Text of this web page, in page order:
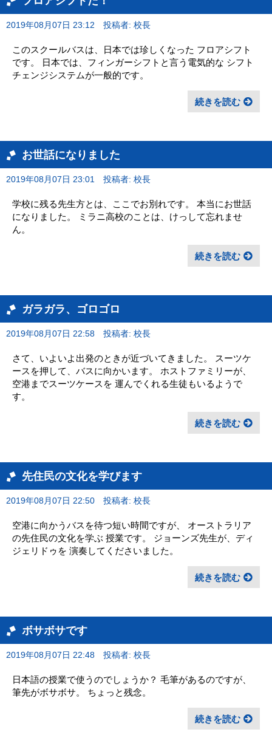
2019年08月07日 23:12 投稿者: 校長
このスクールバスは、日本では珍しくなった フロアシフト
です。 日本では、フィンガーシフトと言う電気的な シフト
チェンジシステムが一般的です。
続きを読む
お世話になりました
2019年08月07日 23:01 投稿者: 校長
学校に残る先生方とは、ここでお別れです。 本当にお世話
になりました。 ミラニ高校のことは、けっして忘れませ
ん。
続きを読む
ガラガラ、ゴロゴロ
2019年08月07日 22:58 投稿者: 校長
さて、いよいよ出発のときが近づいてきました。 スーツケ
ースを押して、バスに向かいます。 ホストファミリーが、
空港までスーツケースを 運んでくれる生徒もいるようで
す。
続きを読む
先住民の文化を学びます
2019年08月07日 22:50 投稿者: 校長
空港に向かうバスを待つ短い時間ですが、 オーストラリア
の先住民の文化を学ぶ 授業です。 ジョーンズ先生が、ディ
ジェリドゥを 演奏してくださいました。
続きを読む
ボサボサです
2019年08月07日 22:48 投稿者: 校長
日本語の授業で使うのでしょうか？ 毛筆があるのですが、
筆先がボサボサ。 ちょっと残念。
続きを読む